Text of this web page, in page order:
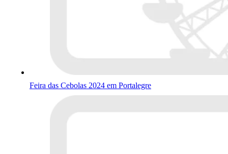
Feira das Cebolas 2024 em Portalegre